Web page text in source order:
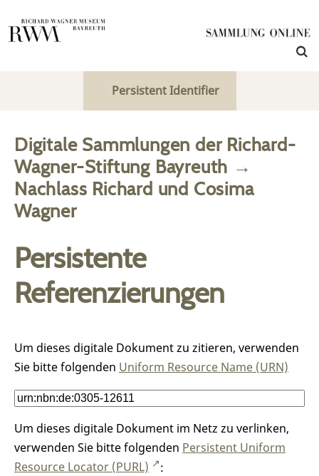
Persistent Identifier
Digitale Sammlungen der Richard-
Wagner-Stiftung Bayreuth →
Nachlass Richard und Cosima
Wagner
Persistente
Referenzierungen
Um dieses digitale Dokument zu zitieren, verwenden
Sie bitte folgenden Uniform Resource Name (URN)
Um dieses digitale Dokument im Netz zu verlinken,
verwenden Sie bitte folgenden Persistent Uniform
Resource Locator (PURL)
: